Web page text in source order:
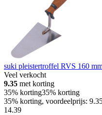
suki pleistertroffel RVS 160
Veel verkocht
9.35 met korting
35% korting35% korting
35% korting, voordeelprijs:
14.39